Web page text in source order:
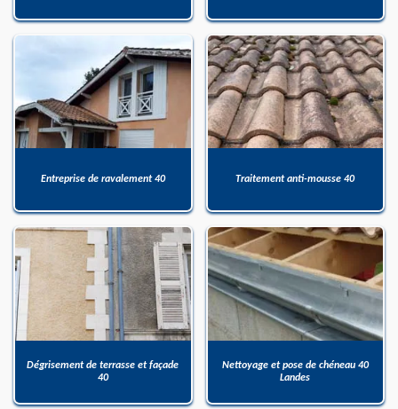
Entreprise de ravalement 40 Traitement anti-mousse 40
Dégrisement de terrasse et façade
40
Nettoyage et pose de chéneau 40
Landes